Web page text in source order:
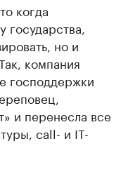
когда
государства,
но и
компания
господдержки
и перенесла все
call- и IT-